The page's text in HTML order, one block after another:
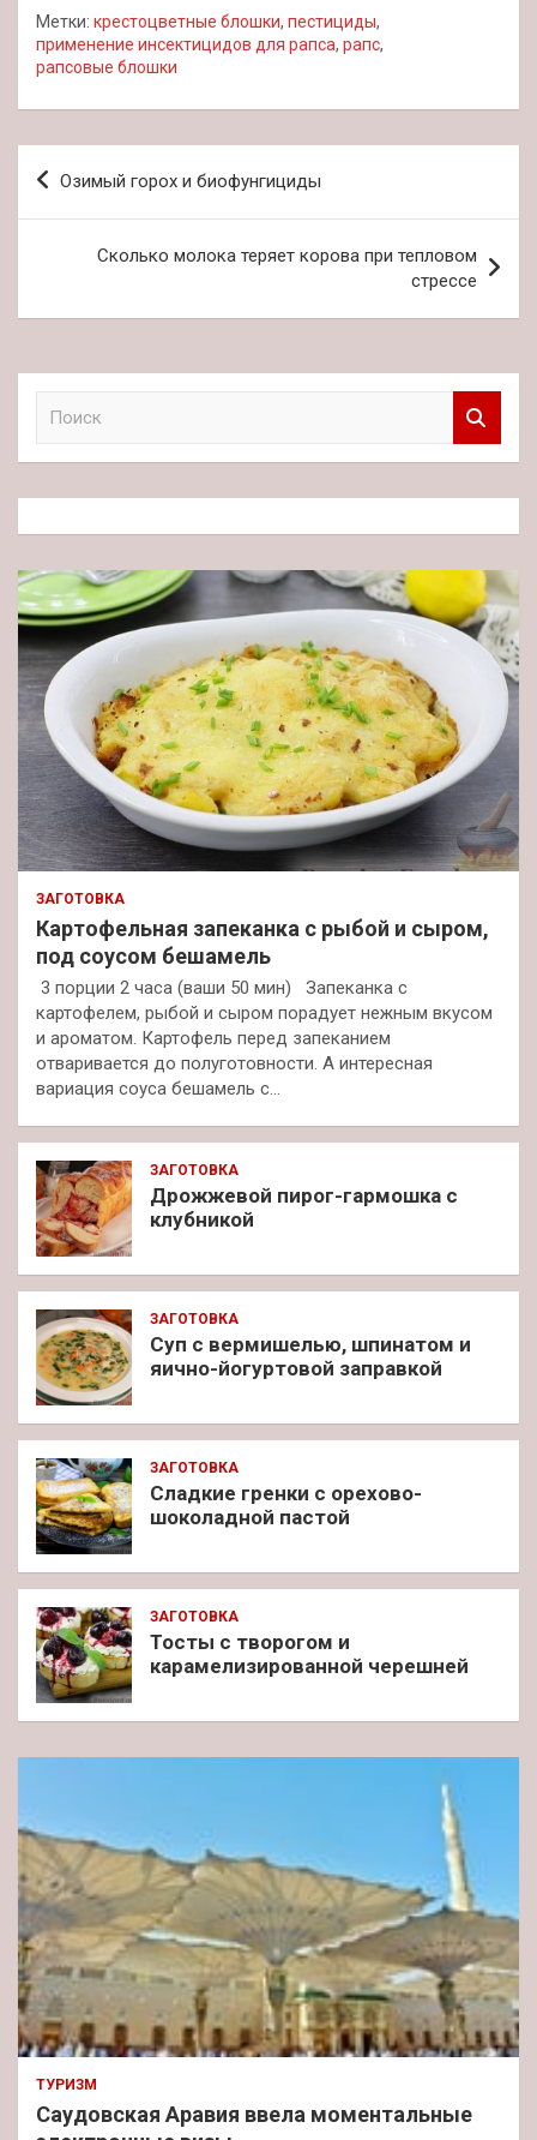
Метки: крестоцветные блошки, пестициды,
применение инсектицидов для рапса, рапс,
рапсовые блошки
Навигация
Озимый горох и биофунгициды
Сколько молока теряет корова при тепловом
стрессе
к
ЗАГОТОВКА
Картофельная запеканка с рыбой и сыром,
под соусом бешамель
3 порции 2 часа (ваши 50 мин) Запеканка с
картофелем, рыбой и сыром порадует нежным вкусом
и ароматом. Картофель перед запеканием
отваривается до полуготовности. А интересная
вариация соуса бешамель с…
ЗАГОТОВКА
Дрожжевой пирог-гармошка с
клубникой
ЗАГОТОВКА
Суп с вермишелью, шпинатом и
яично-йогуртовой заправкой
ЗАГОТОВКА
Сладкие гренки с орехово-
шоколадной пастой
ЗАГОТОВКА
Тосты с творогом и
карамелизированной черешней
ТУРИЗМ
Саудовская Аравия ввела моментальные